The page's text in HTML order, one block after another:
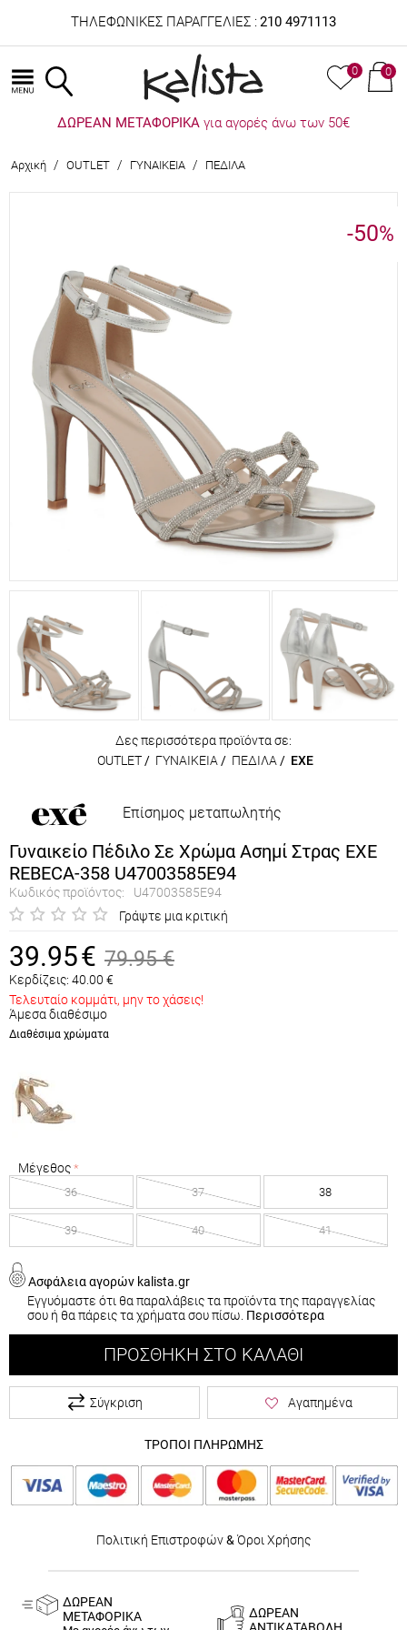
ΤΗΛΕΦΩΝΙΚΕΣ ΠΑΡΑΓΓΕΛΙΕΣ : 210 4971113
0 0
ΔΩΡΕΑΝ ΜΕΤΑΦΟΡΙΚΑ για αγορές άνω των 50€
Αρχική / OUTLET / ΓΥΝΑΙΚΕΙΑ / ΠΕΔΙΛΑ
-50%
Δες περισσότερα προϊόντα σε:
OUTLET/ ΓΥΝΑΙΚΕΙΑ / ΠΕΔΙΛΑ / EXE
Επίσημος μεταπωλητής
Γυναικείο Πέδιλο Σε Χρώμα Ασημί Στρας EXE
REBECA-358 U47003585E94
Κωδικός προϊόντος:
U47003585E94
Γράψτε μια κριτική
39.95€ 79.95 €
Κερδίζεις: 40.00 €
Τελευταίο κομμάτι, μην το χάσεις!
Άμεσα διαθέσιμο
Διαθέσιμα χρώματα
Μέγεθος
36 37 38
39 40 41
Ασφάλεια αγορών kalista.gr
Εγγυόμαστε ότι θα παραλάβεις τα προϊόντα της παραγγελίας
σου ή θα πάρεις τα χρήματα σου πίσω. Περισσότερα
ΠΡΟΣΘΉΚΗ ΣΤΟ ΚΑΛΆΘΙ
Σύγκριση Αγαπημένα
ΤΡΟΠΟΙ ΠΛΗΡΩΜΗΣ
Πολιτική Επιστροφών& Όροι Χρήσης
ΔΩΡΕΑΝ
ΜΕΤΑΦΟΡΙΚΑ
ΔΩΡΕΑΝ